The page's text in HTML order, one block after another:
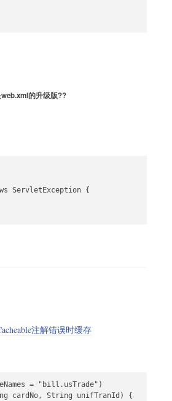
的升级版??
ServletException {
注解错误时缓存
= "bill.usTrade")
cardNo, String unifTranId) {